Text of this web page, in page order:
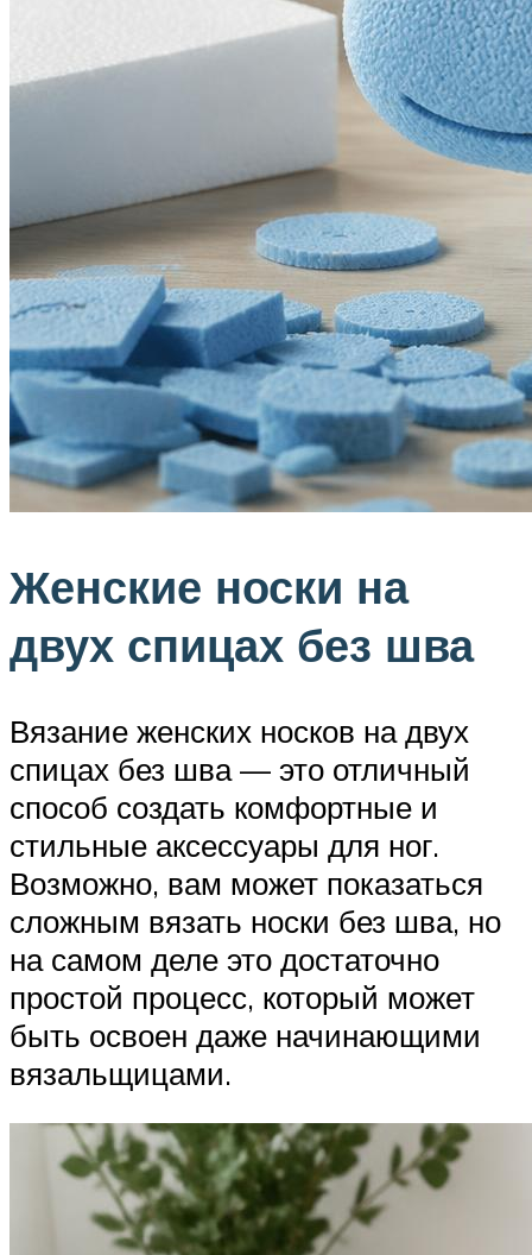
Женские носки на
двух спицах без шва
Вязание женских носков на двух
спицах без шва — это отличный
способ создать комфортные и
стильные аксессуары для ног.
Возможно, вам может показаться
сложным вязать носки без шва, но
на самом деле это достаточно
простой процесс, который может
быть освоен даже начинающими
вязальщицами.